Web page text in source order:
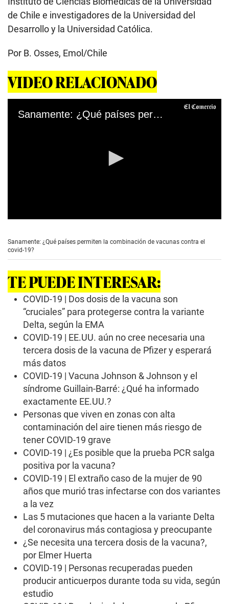
de Chile e investigadores de la Universidad del
Desarrollo y la Universidad Católica.
Por B. Osses, Emol/Chile
VIDEO RELACIONADO
Sanamente: ¿Qué países permiten la combinación de vacunas contra el covid-19?
e
c
d
s
o
Sanamente: ¿Qué países permiten la combinación de vacunas contra el
covid-19?
TE PUEDE INTERESAR:
COVID-19 | Dos dosis de la vacuna son
“cruciales” para protegerse contra la variante
Delta, según la EMA
COVID-19 | EE.UU. aún no cree necesaria una
tercera dosis de la vacuna de Pfizer y esperará
más datos
COVID-19 | Vacuna Johnson & Johnson y el
síndrome Guillain-Barré: ¿Qué ha informado
exactamente EE.UU.?
Personas que viven en zonas con alta
contaminación del aire tienen más riesgo de
tener COVID-19 grave
COVID-19 | ¿Es posible que la prueba PCR salga
positiva por la vacuna?
COVID-19 | El extraño caso de la mujer de 90
años que murió tras infectarse con dos variantes
a la vez
Las 5 mutaciones que hacen a la variante Delta
del coronavirus más contagiosa y preocupante
¿Se necesita una tercera dosis de la vacuna?,
por Elmer Huerta
COVID-19 | Personas recuperadas pueden
producir anticuerpos durante toda su vida, según
estudio